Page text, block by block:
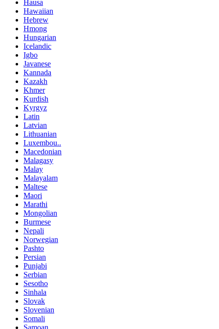
Hausa
Hawaiian
Hebrew
Hmong
Hungarian
Icelandic
Igbo
Javanese
Kannada
Kazakh
Khmer
Kurdish
Kyrgyz
Latin
Latvian
Lithuanian
Luxembou..
Macedonian
Malagasy
Malay
Malayalam
Maltese
Maori
Marathi
Mongolian
Burmese
Nepali
Norwegian
Pashto
Persian
Punjabi
Serbian
Sesotho
Sinhala
Slovak
Slovenian
Somali
Samoan